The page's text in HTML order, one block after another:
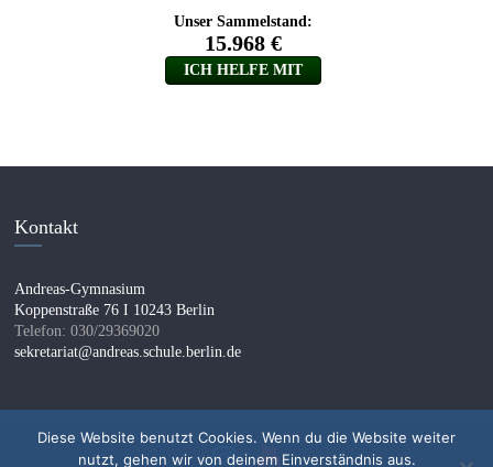
Kontakt
Andreas-Gymnasium
Koppenstraße 76 I 10243 Berlin
Telefon: 030/29369020
sekretariat@andreas.schule.berlin.de
Diese Website benutzt Cookies. Wenn du die Website weiter
nutzt, gehen wir von deinem Einverständnis aus.